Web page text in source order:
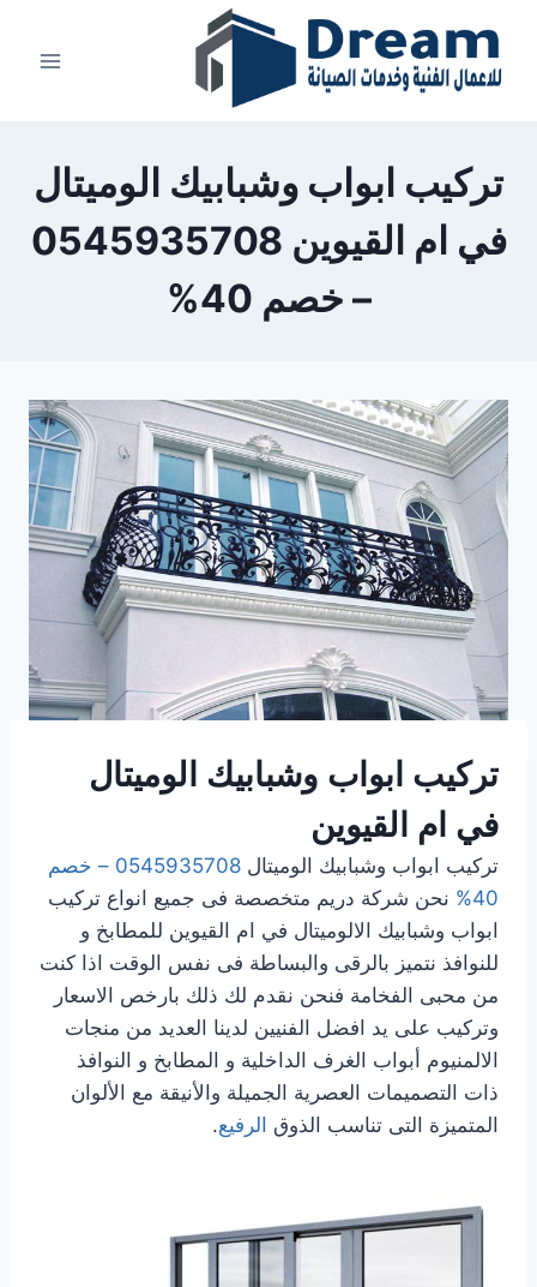
content
تركيب ابواب وشبابيك الوميتال
في ام القيوين 0545935708
– خصم 40%
تركيب ابواب وشبابيك الوميتال
في ام القيوين
تركيب ابواب وشبابيك الوميتال
0545935708 – خصم
40%
نحن شركة دريم متخصصة فى جميع انواع تركيب
ابواب وشبابيك الالوميتال في ام القيوين للمطابخ و
للنوافذ نتميز بالرقى والبساطة فى نفس الوقت اذا كنت
من محبى الفخامة فنحن نقدم لك ذلك بارخص الاسعار
وتركيب على يد افضل الفنيين لدينا العديد من منجات
الالمنيوم أبواب الغرف الداخلية و المطابخ و النوافذ
ذات التصميمات العصرية الجميلة والأنيقة مع الألوان
المتميزة التى تناسب الذوق الرفيع.